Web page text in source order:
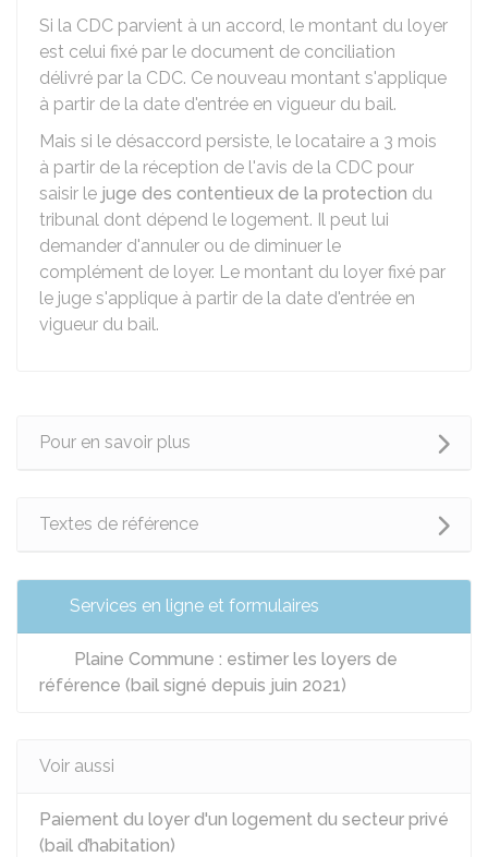
Si la CDC parvient à un accord, le montant du loyer
est celui fixé par le document de conciliation
délivré par la CDC. Ce nouveau montant s'applique
à partir de la date d'entrée en vigueur du bail.
Mais si le désaccord persiste, le locataire a 3 mois
à partir de la réception de l'avis de la CDC pour
saisir le juge des contentieux de la protection du
tribunal dont dépend le logement. Il peut lui
demander d'annuler ou de diminuer le
complément de loyer. Le montant du loyer fixé par
le juge s'applique à partir de la date d'entrée en
vigueur du bail.
Pour en savoir plus
Textes de référence
Services en ligne et formulaires
Plaine Commune : estimer les loyers de
référence (bail signé depuis juin 2021)
Voir aussi
Paiement du loyer d'un logement du secteur privé
(bail d’habitation)